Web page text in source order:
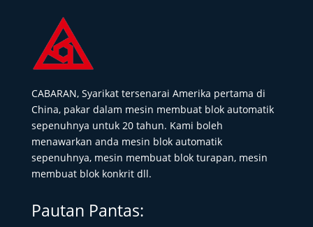
CABARAN, Syarikat tersenarai Amerika pertama di
China, pakar dalam mesin membuat blok automatik
sepenuhnya untuk 20 tahun. Kami boleh
menawarkan anda mesin blok automatik
sepenuhnya, mesin membuat blok turapan, mesin
membuat blok konkrit dll.
Pautan Pantas: